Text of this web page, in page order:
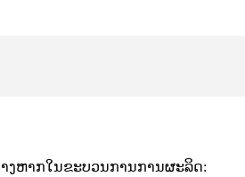
ງ​ຫາກ​ໃນ​ຂະ​ບວນ​ການ​ການ​ຜະ​ລິດ​: